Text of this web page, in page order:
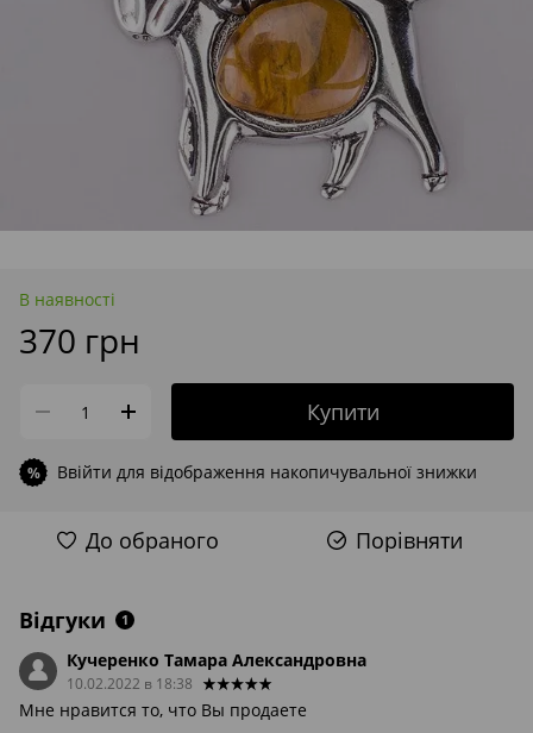
В наявності
370 грн
Купити
% Ввійти для відображення накопичувальної знижки
До обраного Порівняти
Відгуки 1
Кучеренко Тамара Александровна
10.02.2022 в 18:38
Мне нравится то, что Вы продаете